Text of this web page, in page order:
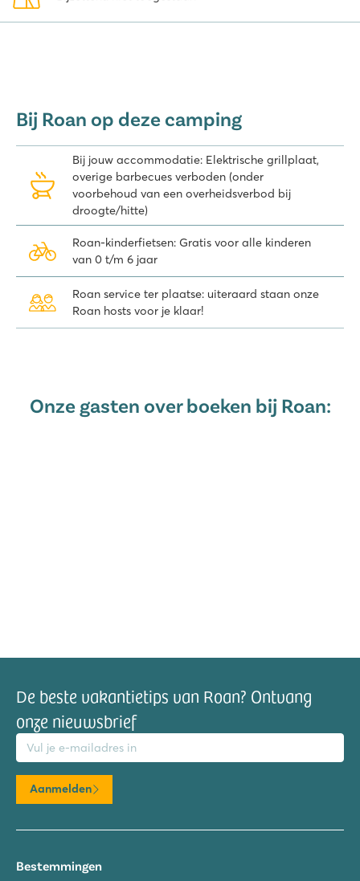
geliefde streken om te kamperen. En de stacaravans van Roan
zorgen ook nog eens voor een extra comfortabel verblijf. Dat
deze dagen zullen er wel festivalbezoekers op de camping
Bij Roan op deze camping
Bij jouw accommodatie: Elektrische grillplaat,
overige barbecues verboden (onder
voorbehoud van een overheidsverbod bij
droogte/hitte)
Roan-kinderfietsen: Gratis voor alle kinderen
van 0 t/m 6 jaar
Roan service ter plaatse: uiteraard staan onze
Roan hosts voor je klaar!
Onze gasten over boeken bij Roan:
De beste vakantietips van Roan? Ontvang
onze nieuwsbrief
Aanmelden
Bestemmingen